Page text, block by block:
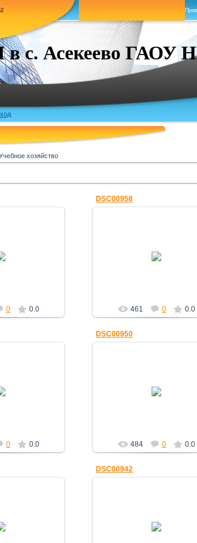
Асекеево ГАОУ
хозяйство
0 0.0
DSC00958
461 0 0.0
0 0.0
DSC00950
484 0 0.0
DSC00942